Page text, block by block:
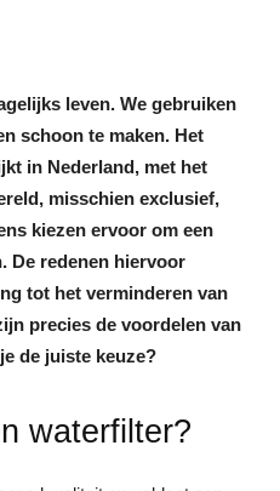
leven. We gebruiken
schoon te maken. Het
in Nederland, met het
misschien exclusief,
kiezen ervoor om een
De redenen hiervoor
tot het verminderen van
precies de voordelen van
de juiste keuze?
waterfilter?